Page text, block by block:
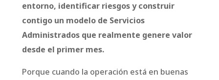
entorno, identificar riesgos y construir
contigo un modelo de Servicios
Administrados que realmente genere valor
desde el primer mes.
Porque cuando la operación está en buenas